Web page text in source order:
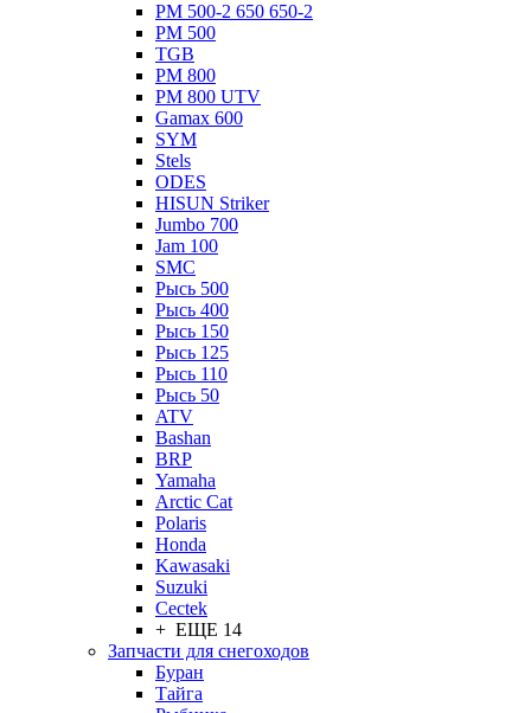
РМ 500-2 650 650-2
РМ 500
TGB
РМ 800
РМ 800 UTV
Gamax 600
SYM
Stels
ОDЕS
HISUN Striker
Jumbo 700
Jam 100
SMC
Рысь 500
Рысь 400
Рысь 150
Рысь 125
Рысь 110
Рысь 50
ATV
Bashan
BRP
Yamaha
Arctic Cat
Polaris
Honda
Kawasaki
Suzuki
Cectek
+ ЕЩЕ 14
Запчасти для снегоходов
Буран
Тайга